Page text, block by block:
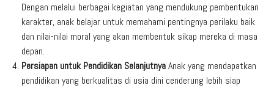
Dengan melalui berbagai kegiatan yang mendukung pembentukan
karakter, anak belajar untuk memahami pentingnya perilaku baik
dan nilai-nilai moral yang akan membentuk sikap mereka di masa
depan.
Persiapan untuk Pendidikan SelanjutnyaAnak yang mendapatkan
pendidikan yang berkualitas di usia dini cenderung lebih siap